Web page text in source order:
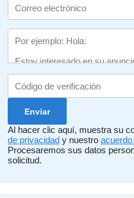
Al hacer clic aquí, muestra su
de privacidad y nuestro
Procesaremos sus datos
solicitud.